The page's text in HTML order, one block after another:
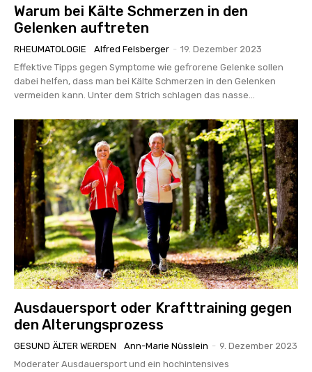
Warum bei Kälte Schmerzen in den
Gelenken auftreten
RHEUMATOLOGIE Alfred Felsberger - 19. Dezember 2023
Effektive Tipps gegen Symptome wie gefrorene Gelenke sollen
dabei helfen, dass man bei Kälte Schmerzen in den Gelenken
vermeiden kann. Unter dem Strich schlagen das nasse...
Ausdauersport oder Krafttraining gegen
den Alterungsprozess
GESUND ÄLTER WERDEN Ann-Marie Nüsslein - 9. Dezember 2023
Moderater Ausdauersport und ein hochintensives